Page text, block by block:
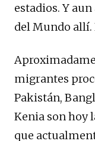
estadios. Y
del Mundo allí.
migrantes
Pakistán,
Kenia son hoy
que